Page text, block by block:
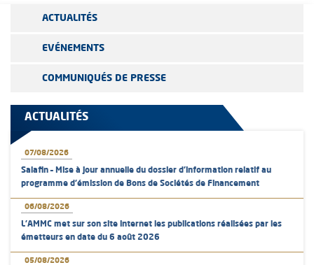
ACTUALITÉS
EVÉNEMENTS
COMMUNIQUÉS DE PRESSE
ACTUALITÉS
07/08/2026
Salafin – Mise à jour annuelle du dossier d’information relatif au
programme d'émission de Bons de Sociétés de Financement
06/08/2026
L’AMMC met sur son site internet les publications réalisées par les
émetteurs en date du 6 août 2026
05/08/2026